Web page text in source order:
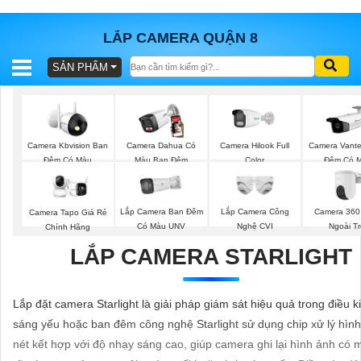
LẮP CAMERA QUẬN 8
BÁO
TRỌN
SẢN
PHẨM
TƯ
VẤN
LẮP
SẢN PHẨM
Camera Kbvision Ban
Đêm Có Màu
Camera Dahua Có
Màu Ban Đêm
Camera Hilook Full
Color
Camera
Đêm Có
Camera Tapo Giá Rẻ
Chính Hãng
Lắp Camera Ban Đêm
Có Màu UNV
Lắp Camera Công
Nghệ CVI
Camera
Ngoài
LẮP CAMERA STARLIGHT
Lắp đặt camera Starlight là giải pháp giám sát hiệu quả trong điều
sáng yếu hoặc ban đêm công nghệ Starlight sử dụng chip xử lý
nét kết hợp với độ nhạy sáng cao, giúp camera ghi lại hình ảnh có